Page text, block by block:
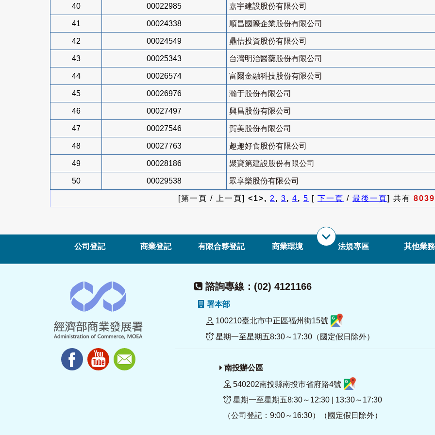
40 00022985 嘉宇建設股份有限公司
41 00024338 順昌國際企業股份有限公司
42 00024549 鼎佶投資股份有限公司
43 00025343 台灣明治醫藥股份有限公司
44 00026574 富爾金融科技股份有限公司
45 00026976 瀚于股份有限公司
46 00027497 興昌股份有限公司
47 00027546 賀美股份有限公司
48 00027763 趣趣好食股份有限公司
49 00028186 聚寶第建設股份有限公司
50 00029538 眾享樂股份有限公司
[第一頁 / 上一頁] <1>, 2, 3, 4, 5 [ 下一頁 / 最後一頁] 共有 8039
公司登記 商業登記 有限合夥登記 商業環境 法規專區 其他業務
諮詢專線：(02) 4121166
署本部
100210臺北市中正區福州街15號
星期一至星期五8:30～17:30（國定假日除外）
南投辦公區
540202南投縣南投市省府路4號
星期一至星期五8:30～12:30 | 13:30～17:30
（公司登記：9:00～16:30）（國定假日除外）